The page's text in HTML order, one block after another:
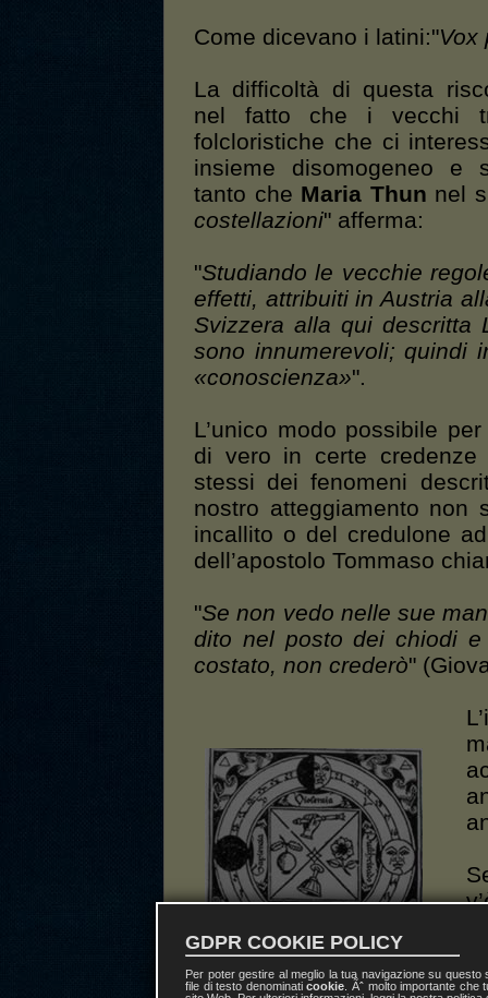
Come dicevano i latini:"Vox
La difficoltà di questa
nel fatto che i vecchi
folcloristiche che ci
insieme disomogeneo e
tanto che Maria Thun nel
costellazioni" afferma:
"Studiando le vecchie
effetti, attribuiti in Austria
Svizzera alla qui descritta
sono innumerevoli; quindi
«conoscienza»".
L’unico modo possibile
di vero in certe
stessi dei fenomeni
nostro atteggiamento non
incallito o del credulone
dell’apostolo Tommaso
"Se non vedo nelle sue
dito nel posto dei chiodi
costato, non crederò"
Il moto del nostro satellite
GDPR COOKIE POLICY
Per poter gestire al meglio la tua navigazione su
file di testo denominaticookie . Ãˆ molto importante